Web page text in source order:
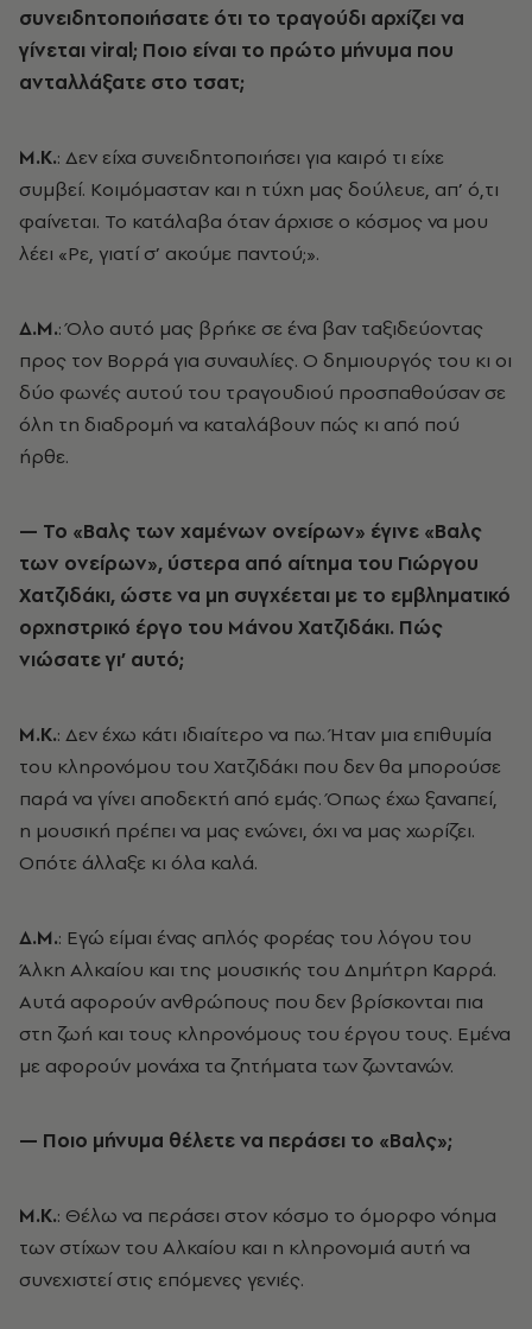
συνειδητοποιήσατε ότι το τραγούδι αρχίζει να
γίνεται viral; Ποιο είναι το πρώτο μήνυμα που
ανταλλάξατε στο τσατ;
Μ.Κ.: Δεν είχα συνειδητοποιήσει για καιρό τι είχε
συμβεί. Κοιμόμασταν και η τύχη μας δούλευε, απ’ ό,τι
φαίνεται. Το κατάλαβα όταν άρχισε ο κόσμος να μου
λέει «Ρε, γιατί σ’ ακούμε παντού;».
Δ.Μ.: Όλο αυτό μας βρήκε σε ένα βαν ταξιδεύοντας
προς τον Βορρά για συναυλίες. Ο δημιουργός του κι οι
δύο φωνές αυτού του τραγουδιού προσπαθούσαν σε
όλη τη διαδρομή να καταλάβουν πώς κι από πού
ήρθε.
— Το «Βαλς των χαμένων ονείρων» έγινε «Βαλς
των ονείρων», ύστερα από αίτημα του Γιώργου
Χατζιδάκι, ώστε να μη συγχέεται με το εμβληματικό
ορχηστρικό έργο του Μάνου Χατζιδάκι. Πώς
νιώσατε γι’ αυτό;
Μ.Κ.: Δεν έχω κάτι ιδιαίτερο να πω. Ήταν μια επιθυμία
του κληρονόμου του Χατζιδάκι που δεν θα μπορούσε
παρά να γίνει αποδεκτή από εμάς. Όπως έχω ξαναπεί,
η μουσική πρέπει να μας ενώνει, όχι να μας χωρίζει.
Οπότε άλλαξε κι όλα καλά.
Δ.Μ.: Εγώ είμαι ένας απλός φορέας του λόγου του
Άλκη Αλκαίου και της μουσικής του Δημήτρη Καρρά.
Αυτά αφορούν ανθρώπους που δεν βρίσκονται πια
στη ζωή και τους κληρονόμους του έργου τους. Εμένα
με αφορούν μονάχα τα ζητήματα των ζωντανών.
— Ποιο μήνυμα θέλετε να περάσει το «Βαλς»;
Μ.Κ.: Θέλω να περάσει στον κόσμο το όμορφο νόημα
των στίχων του Αλκαίου και η κληρονομιά αυτή να
συνεχιστεί στις επόμενες γενιές.